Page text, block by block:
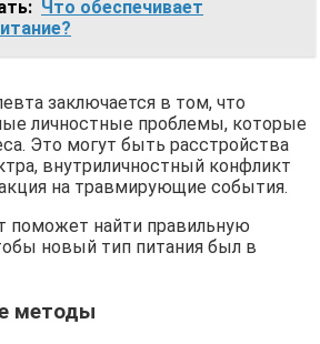
Что обеспечивает
заключается в том, что
личностные проблемы, которые
Это могут быть расстройства
внутриличностный конфликт
на травмирующие события.
поможет найти правильную
новый тип питания был в
методы